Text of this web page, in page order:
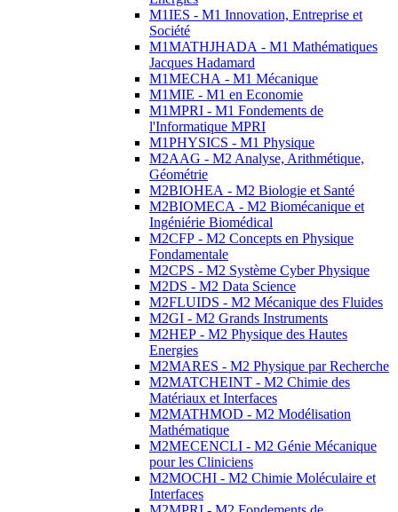
M1IES - M1 Innovation, Entreprise et
Société
M1MATHJHADA - M1 Mathématiques
Jacques Hadamard
M1MECHA - M1 Mécanique
M1MIE - M1 en Economie
M1MPRI - M1 Fondements de
l'Informatique MPRI
M1PHYSICS - M1 Physique
M2AAG - M2 Analyse, Arithmétique,
Géométrie
M2BIOHEA - M2 Biologie et Santé
M2BIOMECA - M2 Biomécanique et
Ingéniérie Biomédical
M2CFP - M2 Concepts en Physique
Fondamentale
M2CPS - M2 Système Cyber Physique
M2DS - M2 Data Science
M2FLUIDS - M2 Mécanique des Fluides
M2GI - M2 Grands Instruments
M2HEP - M2 Physique des Hautes
Energies
M2MARES - M2 Physique par Recherche
M2MATCHEINT - M2 Chimie des
Matériaux et Interfaces
M2MATHMOD - M2 Modélisation
Mathématique
M2MECENCLI - M2 Génie Mécanique
pour les Cliniciens
M2MOCHI - M2 Chimie Moléculaire et
Interfaces